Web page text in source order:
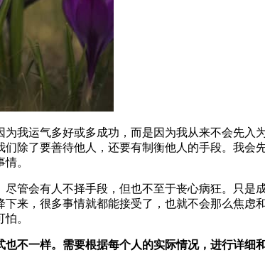
我运气多好或多成功，而是因为我从来不会先
除了要善待他人，还要有制衡他人的手段。我
。
管会有人不择手段，但也不至于丧心病狂。只
来，很多事情就都能接受了，也就不会那么焦
。
不一样。需要根据每个人的实际情况，进行详